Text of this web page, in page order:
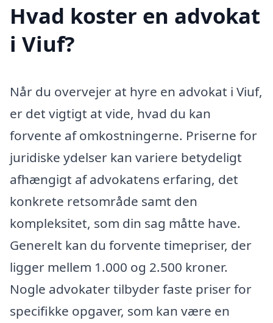
Hvad koster en advokat
i Viuf?
Når du overvejer at hyre en advokat i Viuf,
er det vigtigt at vide, hvad du kan
forvente af omkostningerne. Priserne for
juridiske ydelser kan variere betydeligt
afhængigt af advokatens erfaring, det
konkrete retsområde samt den
kompleksitet, som din sag måtte have.
Generelt kan du forvente timepriser, der
ligger mellem 1.000 og 2.500 kroner.
Nogle advokater tilbyder faste priser for
specifikke opgaver, som kan være en